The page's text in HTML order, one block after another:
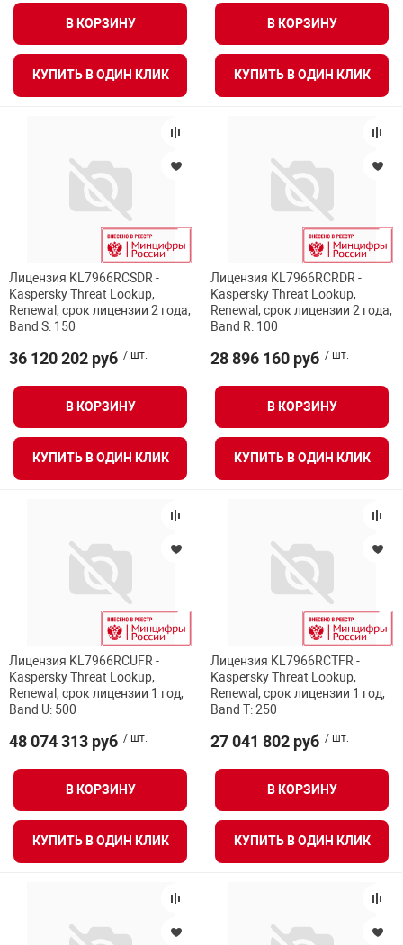
В КОРЗИНУ
КУПИТЬ В ОДИН КЛИК
В КОРЗИНУ
КУПИТЬ В ОДИН КЛИК
Лицензия KL7966RCSDR -
Kaspersky Threat Lookup,
Renewal, срок лицензии 2 года,
Band S: 150
36 120 202 руб / шт.
В КОРЗИНУ
КУПИТЬ В ОДИН КЛИК
Лицензия KL7966RCRDR -
Kaspersky Threat Lookup,
Renewal, срок лицензии 2 года,
Band R: 100
28 896 160 руб / шт.
В КОРЗИНУ
КУПИТЬ В ОДИН КЛИК
Лицензия KL7966RCUFR -
Kaspersky Threat Lookup,
Renewal, срок лицензии 1 год,
Band U: 500
48 074 313 руб / шт.
В КОРЗИНУ
КУПИТЬ В ОДИН КЛИК
Лицензия KL7966RCTFR -
Kaspersky Threat Lookup,
Renewal, срок лицензии 1 год,
Band T: 250
27 041 802 руб / шт.
В КОРЗИНУ
КУПИТЬ В ОДИН КЛИК